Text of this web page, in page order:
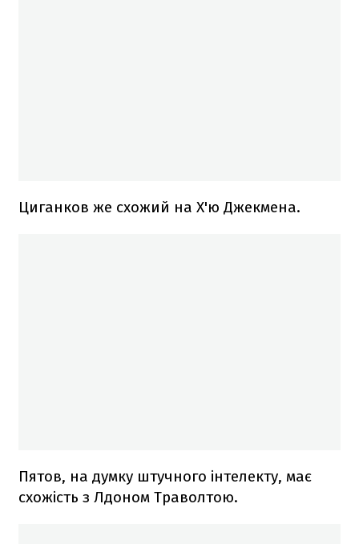
Циганков же схожий на Х'ю Джекмена.
Пятов, на думку штучного інтелекту, має
схожість з Лдоном Траволтою.